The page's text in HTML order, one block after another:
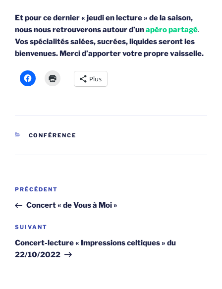
Et pour ce dernier « jeudi en lecture » de la saison,
nous nous retrouverons autour d’unapéro partagé.
Vos spécialités salées, sucrées, liquides seront les
bienvenues. Merci d’apporter votre propre vaisselle.
Plus
CATÉGORIES
CONFÉRENCE
Navigation
l’article
Article
précédent
PRÉCÉDENT
Concert « de Vous à Moi »
Article
suivant
SUIVANT
Concert-lecture « Impressions celtiques » du
22/10/2022